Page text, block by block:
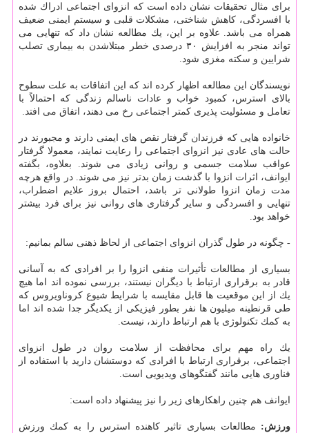
برای مثال تحقیقات نشان داده است كه انزوای اجتماعی ادراك شده
با افسردگی، كاهش شناختی، مشكلات قلبی و سیستم ایمنی ضعیف
همراه می باشد. علاوه بر این، یك مطالعه نشان داد كه تنهایی می
تواند منجر به افزایش ۳۰ درصدی خطر مبتلاشدن به بیماری تصلب
شرایین و سكته مغزی شود.
نویسندگان این مطالعه اظهار كرده اند كه این اتفاقات به علت سطوح
بالای استرس، كمبود خواب و عادات ناسالم زندگی كه احتمالاً با
تعامل و مسئولیت پذیری كمتر اجتماعی رخ می دهند، اتفاق می افتد.
خانواده هایی كه فرزندان گرفتار نقص های ایمنی دارند و مجبورند در
حالت های عادی نیز انزوای اجتماعی را رعایت نمایند، معمولا گرفتار
عواقب سلامت جسمی و روانی زیادی می شوند. بعلاوه، بگفته
ایوانف، اثرات انزوا با گذشت زمان بدتر نیز می شوند. در واقع هرچه
مدت زمان انزوا طولانی تر باشد، احتمال بروز علایم اضطراب،
تنهایی و افسردگی و سایر گرفتاری های روانی نیز برای فرد بیشتر
خواهد بود.
- چگونه در طول گذران انزوای اجتماعی از لحاظ ذهنی سالم بمانیم:
بسیاری از مطالعات تأثیرات منفی انزوا را بر افرادی كه به آسانی
قادر به برقراری ارتباط با دیگران نیستند، بررسی نموده اند اما هیچ
یك از این موقعیت ها قابل مقایسه با شرایط شیوع كروناویروس كه
طی قرنطینه میلیون ها نفر بطور فیزیكی از یكدیگر جدا شده اند اما
به كمك تكنولوژی با هم ارتباط دارند، نیست.
یك راه مهم برای محافظت از سلامت روان در طول انزوای
اجتماعی، برقراری ارتباط با افرادی كه دوستشان دارید با استفاده از
فناوری هایی مانند گفتگوهای ویدیویی است.
ایوانف هم چنین راهكارهای زیر را نیز پیشنهاد داده است:
ورزش: مطالعات بسیاری تاثیر كاهنده استرس را به كمك ورزش